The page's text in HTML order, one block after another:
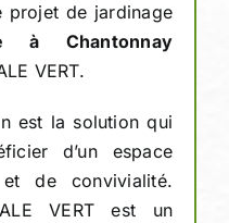
projet de jardinage
à Chantonnay
VERT.
est la solution qui
d’un espace
de convivialité.
VERT est un